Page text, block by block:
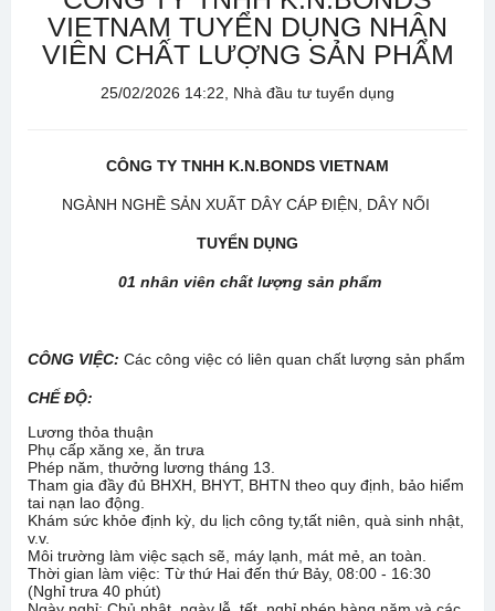
VIETNAM TUYỂN DỤNG NHÂN
VIÊN CHẤT LƯỢNG SẢN PHẨM
25/02/2026 14:22, Nhà đầu tư tuyển dụng
CÔNG TY TNHH K.N.BONDS VIETNAM
NGÀNH NGHỀ SẢN XUẤT DÂY CÁP ĐIỆN, DÂY NỐI
TUYỂN DỤNG
01 nhân viên chất lượng sản phẩm
CÔNG VIỆC: Các công việc có liên quan chất lượng sản phẩm
CHẾ ĐỘ:
Lương thỏa thuận
Phụ cấp xăng xe, ăn trưa
Phép năm, thưởng lương tháng 13.
Tham gia đầy đủ BHXH, BHYT, BHTN theo quy định, bảo hiểm
tai nạn lao động.
Khám sức khỏe định kỳ, du lịch công ty,tất niên, quà sinh nhật,
v.v.
Môi trường làm việc sạch sẽ, máy lạnh, mát mẻ, an toàn.
Thời gian làm việc: Từ thứ Hai đến thứ Bảy, 08:00 - 16:30
(Nghỉ trưa 40 phút)